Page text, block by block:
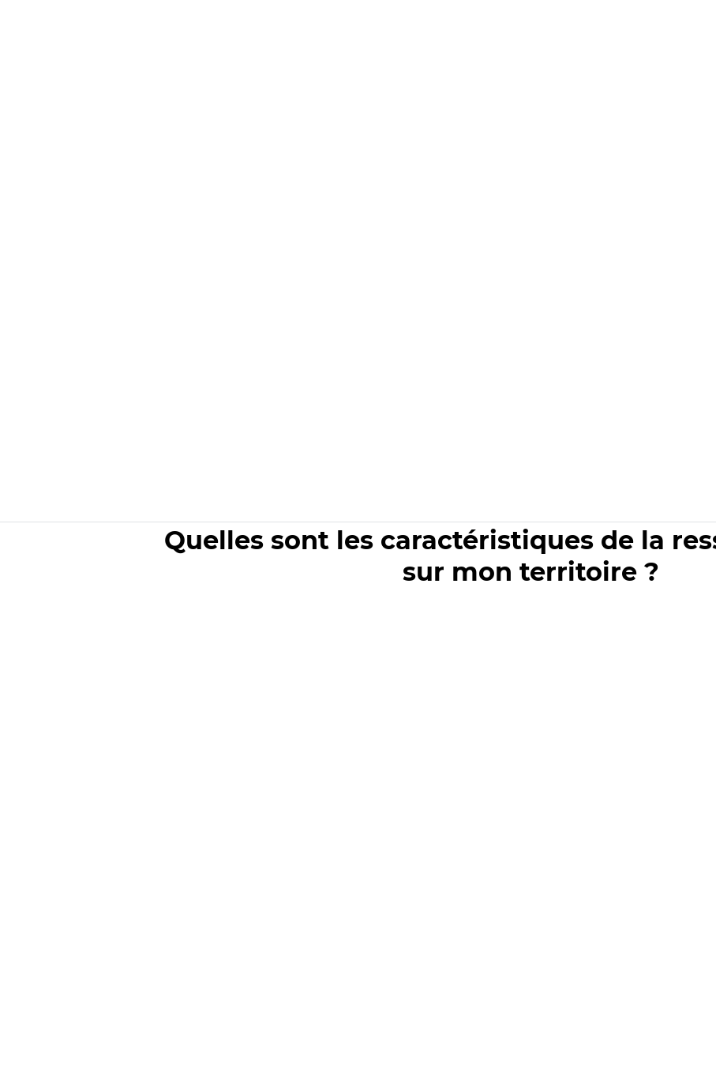
Quelles sont les caractéristiques de la
sur mon territoire ?